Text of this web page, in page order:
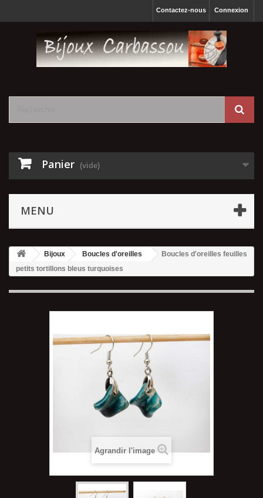
Connexion
Contactez-nous
Panier (vide)
MENU
Bijoux Boucles d'oreilles
Boucles d'oreilles feuilles
petits tortillons bleus turquoises
Agrandir l'image